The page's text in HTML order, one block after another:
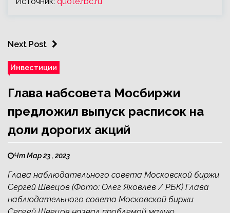
Next Post
Инвестиции
Глава набсовета Мосбиржи
предложил выпуск расписок на
доли дорогих акций
Чт Мар 23 , 2023
Глава наблюдательного совета Московской биржи
Сергей Швецов (Фото: Олег Яковлев / РБК) Глава
наблюдательного совета Московской биржи